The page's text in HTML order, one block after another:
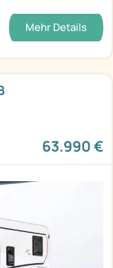
Mehr Details
63.990 €